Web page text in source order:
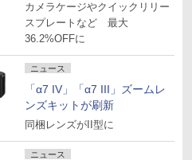
カメラケージやクイックリリー
スプレートなど 最大
36.2%OFFに
ニュース
「α7 IV」「α7 III」ズームレ
ンズキットが刷新
同梱レンズがII型に
ニュース